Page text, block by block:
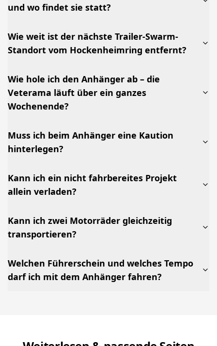
und wo findet sie statt?
Wie weit ist der nächste Trailer-Swarm-
Standort vom Hockenheimring entfernt?
Wie hole ich den Anhänger ab – die
Veterama läuft über ein ganzes
Wochenende?
Muss ich beim Anhänger eine Kaution
hinterlegen?
Kann ich ein nicht fahrbereites Projekt
allein verladen?
Kann ich zwei Motorräder gleichzeitig
transportieren?
Welchen Führerschein und welches Tempo
darf ich mit dem Anhänger fahren?